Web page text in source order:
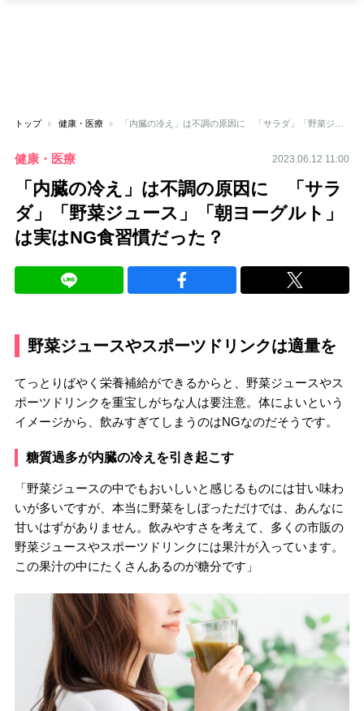
トップ 健康・医療
健康・医療 2023.06.12 11:00
「内臓の冷え」は不調の原因に 「サラ
ダ」「野菜ジュース」「朝ヨーグルト」
は実はNG食習慣だった？
野菜ジュースやスポーツドリンクは適量を
てっとりばやく栄養補給ができるからと、野菜ジュースやス
ポーツドリンクを重宝しがちな人は要注意。体によいという
イメージから、飲みすぎてしまうのはNGなのだそうです。
糖質過多が内臓の冷えを引き起こす
「野菜ジュースの中でもおいしいと感じるものには甘い味わ
いが多いですが、本当に野菜をしぼっただけでは、あんなに
甘いはずがありません。飲みやすさを考えて、多くの市販の
野菜ジュースやスポーツドリンクには果汁が入っています。
この果汁の中にたくさんあるのが糖分です」